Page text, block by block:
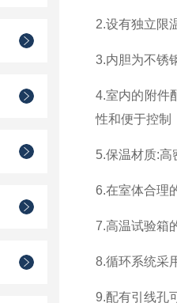
2.设有独立限
3.内胆为不锈
4.室内的附件
性和便于控制
5.保温材质:
6.在室体合理
7.高温试验箱
8.循环系统采
9.配有引线孔